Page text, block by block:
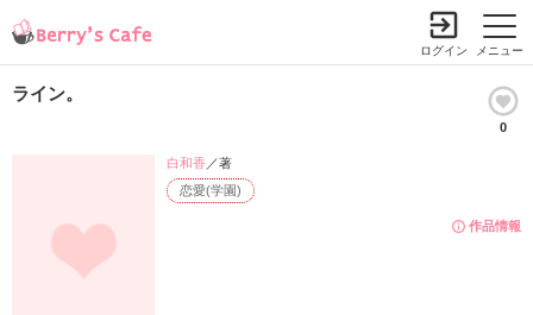
メニュー
ログイン
ライン。
0
作品情報
恋愛(学園)
白和香／著